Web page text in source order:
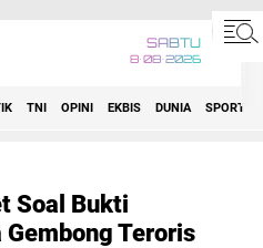
SABTU
8•08•2026
TNI OPINI EKBIS DUNIA SPORT
Soal Bukti
Gembong Teroris